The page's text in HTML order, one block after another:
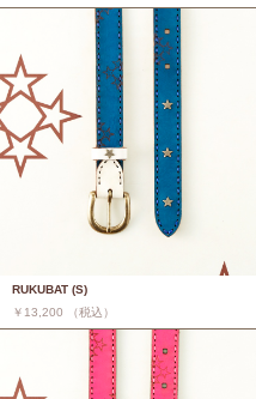
RUKUBAT (S)
￥13,200 （税込）